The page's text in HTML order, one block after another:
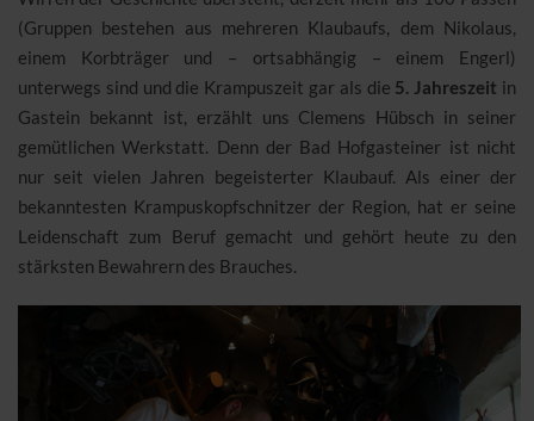
(Gruppen bestehen aus mehreren Klaubaufs, dem Nikolaus,
einem Korbträger und – ortsabhängig – einem Engerl)
unterwegs sind und die Krampuszeit gar als die 5. Jahreszeit in
Gastein bekannt ist, erzählt uns Clemens Hübsch in seiner
gemütlichen Werkstatt. Denn der Bad Hofgasteiner ist nicht
nur seit vielen Jahren begeisterter Klaubauf. Als einer der
bekanntesten Krampuskopfschnitzer der Region, hat er seine
Leidenschaft zum Beruf gemacht und gehört heute zu den
stärksten Bewahrern des Brauches.